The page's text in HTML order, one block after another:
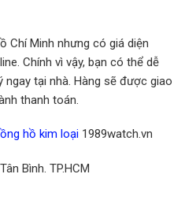
Chí Minh nhưng có giá diện
Chính vì vậy, bạn có thể dễ
tại nhà. Hàng sẽ được giao
thanh toán.
hồ kim loại 1989watch.vn
Bình. TP.HCM